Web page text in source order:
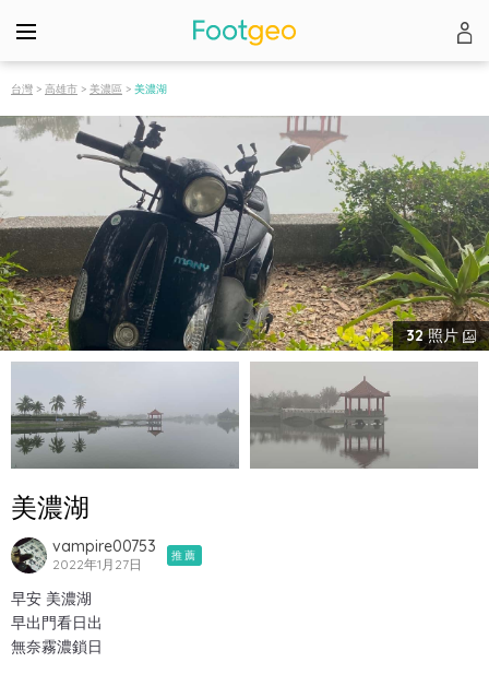
台灣 > 高雄市 > 美濃區 > 美濃湖
32照片
美濃湖
vampire00753
2022年1月27日
推薦
早安 美濃湖
早出門看日出
無奈霧濃鎖日